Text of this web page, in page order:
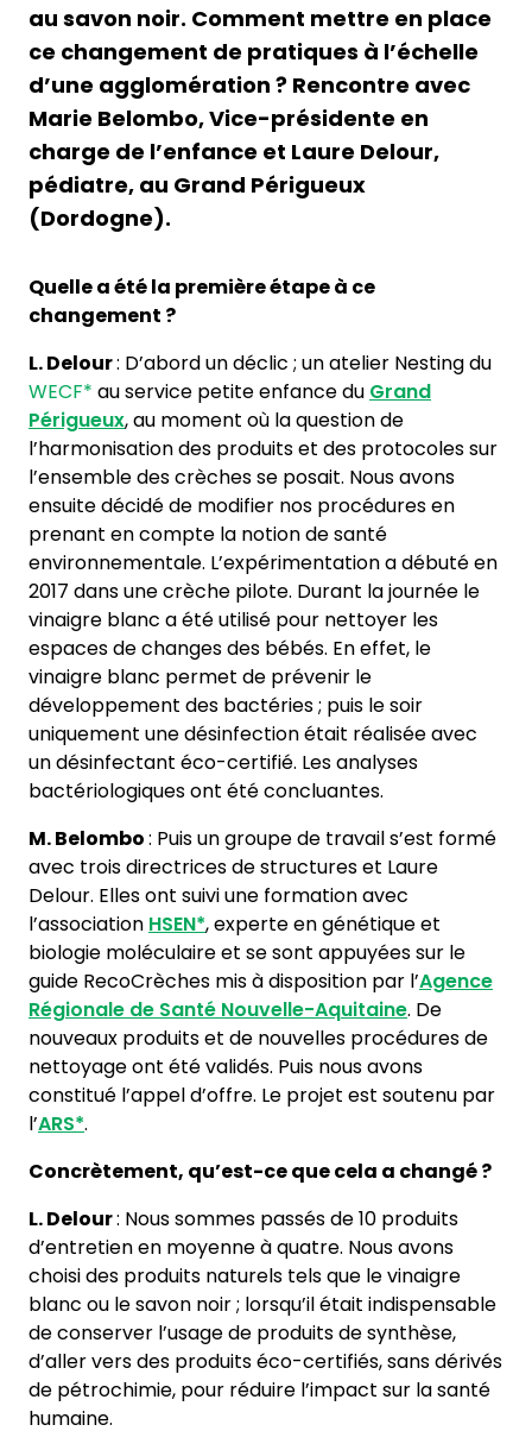
au savon noir. Comment mettre en place
ce changement de pratiques à l’échelle
d’une agglomération ? Rencontre avec
Marie Belombo, Vice-présidente en
charge de l’enfance et Laure Delour,
pédiatre, au Grand Périgueux
(Dordogne).
Quelle a été la première étape à ce
changement ?
L. Delour: D’abord un déclic ; un atelier Nesting du
WECF* au service petite enfance du Grand
Périgueux, au moment où la question de
l’harmonisation des produits et des protocoles sur
l’ensemble des crèches se posait. Nous avons
ensuite décidé de modifier nos procédures en
prenant en compte la notion de santé
environnementale. L’expérimentation a débuté en
2017 dans une crèche pilote. Durant la journée le
vinaigre blanc a été utilisé pour nettoyer les
espaces de changes des bébés. En effet, le
vinaigre blanc permet de prévenir le
développement des bactéries ; puis le soir
uniquement une désinfection était réalisée avec
un désinfectant éco-certifié. Les analyses
bactériologiques ont été concluantes.
M. Belombo: Puis un groupe de travail s’est formé
avec trois directrices de structures et Laure
Delour. Elles ont suivi une formation avec
l’association HSEN*, experte en génétique et
biologie moléculaire et se sont appuyées sur le
guide RecoCrèches mis à disposition par l’Agence
Régionale de Santé Nouvelle-Aquitaine. De
nouveaux produits et de nouvelles procédures de
nettoyage ont été validés. Puis nous avons
constitué l’appel d’offre. Le projet est soutenu par
l’ARS*.
Concrètement, qu’est-ce que cela a changé ?
L. Delour: Nous sommes passés de 10 produits
d’entretien en moyenne à quatre. Nous avons
choisi des produits naturels tels que le vinaigre
blanc ou le savon noir ; lorsqu’il était indispensable
de conserver l’usage de produits de synthèse,
d’aller vers des produits éco-certifiés, sans dérivés
de pétrochimie, pour réduire l’impact sur la santé
humaine.